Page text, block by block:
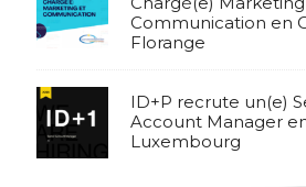
Communication en
Florange
ID+P recrute un(e)
Account Manager
Luxembourg